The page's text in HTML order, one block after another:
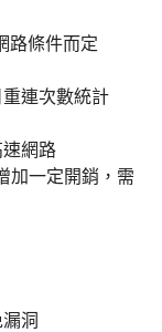
路條件而定
連次數統計
網路
加一定開銷，需
洞